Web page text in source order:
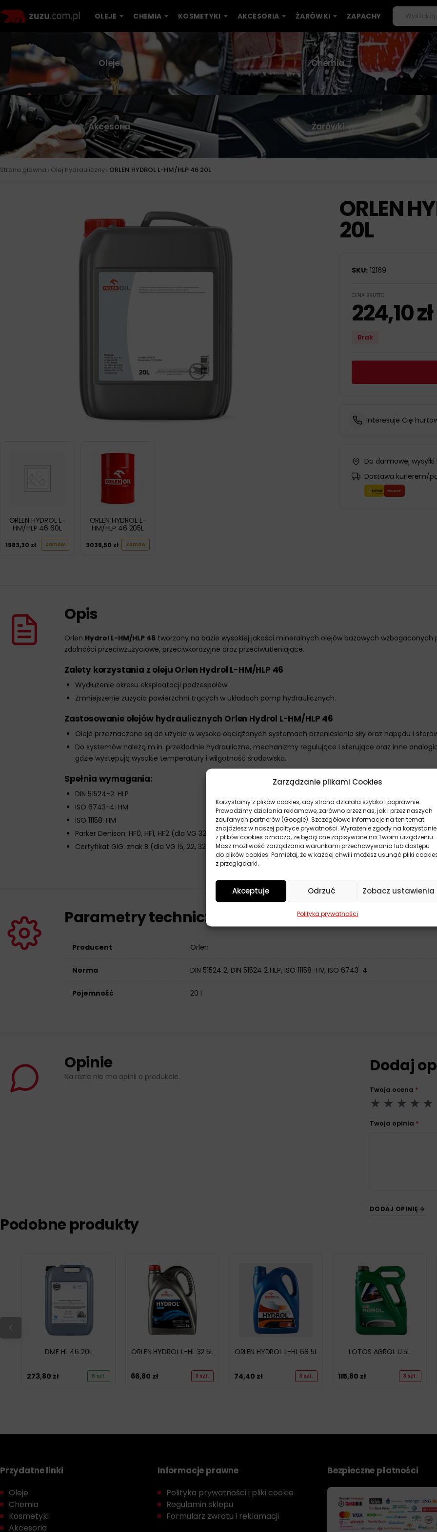
Zarządzanie plikami Cookies
Korzystamy z plików cookies, aby strona działała szybko i poprawnie.
Prowadzimy działania reklamowe, zarówno przez nas, jak i przez naszych
zaufanych partnerów (Google). Szczegółowe informacje na ten temat
znajdziesz w naszej polityce prywatności. Wyrażenie zgody na korzystanie
z plików cookies oznacza, że będą one zapisywane na Twoim urządzeniu.
Masz możliwość zarządzania warunkami przechowywania lub dostępu
do plików cookies. Pamiętaj, że w każdej chwili możesz usunąć pliki
z przeglądarki.
Akceptuje Odrzuć Zobacz ustawienia
Polityka prywatności
OLEJE CHEMIA KOSMETYKI AKCESORIA ŻARÓWKI ZAPACHY
Oleje Chemia
Akcesoria Żarówki
Strona główna › Olej hydrauliczny› ORLEN HYDROL L-HM/HLP 46 20L
ORLEN HYDROL L-
HM/HLP 46 60L
1983,30 zł Zamów
ORLEN HYDROL L-
HM/HLP 46 205L
3036,50 zł Zamów
ORLEN
20L
SKU: 12169
CENA BRUTTO
224,10zł
Brak
Interesuje Cię
Do darmowej
Dostawa kurierem/
Opis
Orlen Hydrol L-HM/HLP 46 tworzony na bazie wysokiej jakości mineralnych olejów bazowych
zdolności przeciwzużyciowe, przeciwkorozyjne oraz przeciwutleniające.
Zalety korzystania z oleju Orlen Hydrol L-HM/HLP 46
Wydłużenie okresu eksploatacji podzespołów.
Zmniejszenie zużycia powierzchni trących w układach pomp hydraulicznych.
Zastosowanie olejów hydraulicznych Orlen Hydrol L-HM/HLP 46
Oleje przeznaczone są do użycia w wysoko obciążonych systemach przeniesienia siły oraz napędu i
Do systemów należą m.in. przekładnie hydrauliczne, mechanizmy regulujące i sterujące oraz inne
gdzie występują wysokie temperatury i wilgotność środowiska.
Spełnia wymagania:
DIN 51524-2: HLP
ISO 6743-4: HM
ISO 11158: HM
Parker Denison: HF0, HF1, HF2 (dla VG 32, 46, 68)
Certyfikat GIG: znak B (dla VG 15, 22, 32, 46, 68, 100, 150)
Parametry techniczne
Producent Orlen
Norma DIN 51524 2, DIN 51524 2 HLP, ISO 11158-HV, ISO 6743-4
Pojemność 20 l
Opinie
Na razie nie ma opinii o produkcie.
Dodaj
Twoja ocena *
Twoja opinia *
DODAJ OPINIĘ
Podobne produkty
DMF HL 46 20L
273,80 zł 6 szt.
ORLEN HYDROL L-HL 32 5L
66,80 zł 3 szt.
ORLEN HYDROL L-HL 68 5L
74,40 zł 3 szt.
LOTOS AGROL U 5L
115,80 zł 3 szt.
Przydatne linki
Oleje
Chemia
Kosmetyki
Akcesoria
Informacje prawne
Polityka prywatności i pliki cookie
Regulamin sklepu
Formularz zwrotu i reklamacji
Bezpieczne płatności